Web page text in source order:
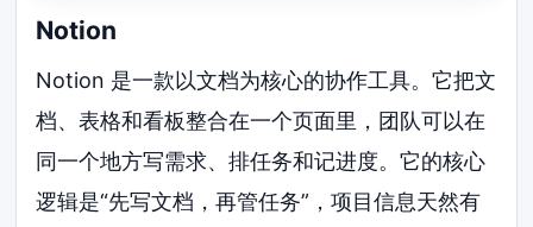
Notion
Notion 是一款以文档为核心的协作工具。它把文
档、表格和看板整合在一个页面里，团队可以在
同一个地方写需求、排任务和记进度。它的核心
逻辑是“先写文档，再管任务”，项目信息天然有